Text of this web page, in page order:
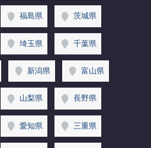
福島県 茨城県
埼玉県 千葉県
新潟県 富山県
山梨県 長野県
愛知県 三重県